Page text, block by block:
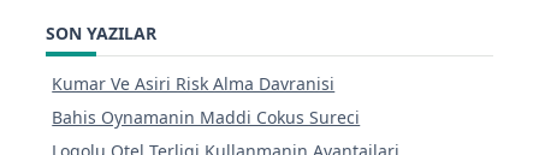
SON YAZILAR
Kumar Ve Asiri Risk Alma Davranisi
Bahis Oynamanin Maddi Cokus Sureci